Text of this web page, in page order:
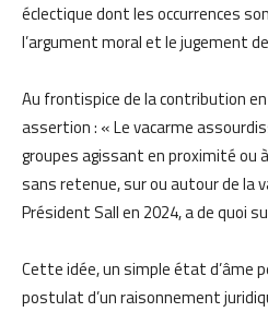
éclectique dont les occurrences
l’argument moral et le jugement
Au frontispice de la contribution
assertion : « Le vacarme
groupes agissant en proximité ou
sans retenue, sur ou autour de la
Président Sall en 2024, a de quoi
Cette idée, un simple état d’âme
postulat d’un raisonnement